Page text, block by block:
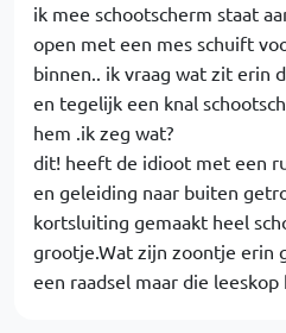
ik mee schootscherm staat
open met een mes schuift
binnen.. ik vraag wat zit erin
en tegelijk een knal
hem .ik zeg wat?
dit! heeft de idioot met een
en geleiding naar buiten
kortsluiting gemaakt heel
grootje.Wat zijn zoontje erin
een raadsel maar die